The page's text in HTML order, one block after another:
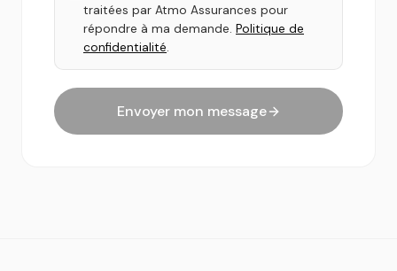
traitées par Atmo Assurances pour
répondre à ma demande. Politique de
confidentialité.
Envoyer mon message